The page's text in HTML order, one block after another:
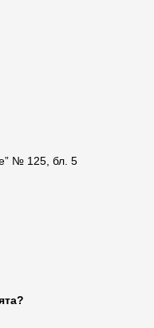
№ 125, бл. 5